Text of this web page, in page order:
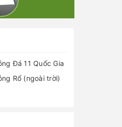
Đá 11 Quốc Gia
Rổ (ngoài trời)